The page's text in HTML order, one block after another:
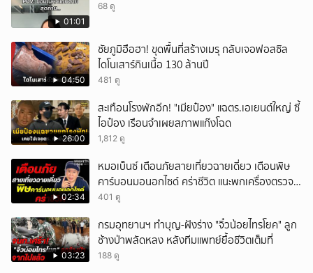
01:01
68 ดู
04:50
ชัยภูมิฮือฮา! ขุดพื้นที่สร้างเมรุ กลับเจอฟอสซิล
ไดโนเสาร์กินเนื้อ 130 ล้านปี
481 ดู
26:00
สะเทือนโรงพักอีก! "เมียป๋อง" แฉตร.เอเยนต์ใหญ่ ซี้
ไอป๋อง เรือนจำเผยสภาพแก๊งโฉด
1,812 ดู
02:34
หมอเบ็นซ์ เตือนภัยสายเที่ยวฉายเดี่ยว เตือนพิษ
คาร์บอนมอนอกไซด์ คร่าชีวิต แนะพกเครื่องตรวจ
วัดติดตัว
401 ดู
03:23
กรมอุทยานฯ ทำบุญ-ฝังร่าง "จิ๋วน้อยไทรโยค" ลูก
ช้างป่าพลัดหลง หลังทีมแพทย์ยื้อชีวิตเต็มที่
188 ดู